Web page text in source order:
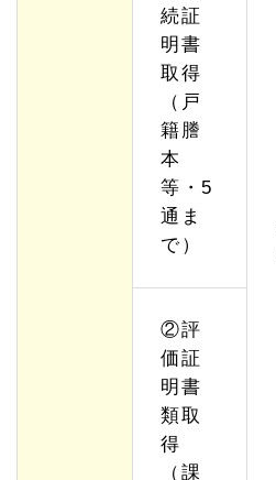
続証
明書
取得
（戸
籍謄
本
等・5
通ま
で）
②評
価証
明書
類取
得
（課